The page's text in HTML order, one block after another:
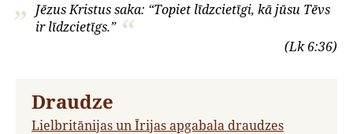
Jēzus Kristus saka: “Topiet līdzcietīgi, kā jūsu Tēvs
ir līdzcietīgs.”
(Lk 6:36)
Draudze
Lielbritānijas un Īrijas apgabala draudzes